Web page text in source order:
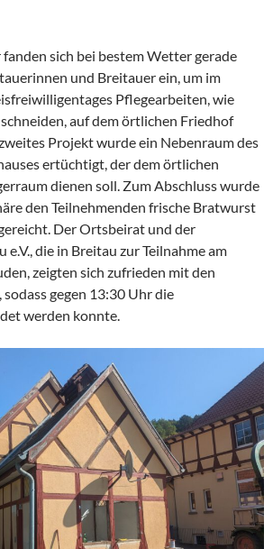
sich bei bestem Wetter gerade
und Breitauer ein, um im
Pflegearbeiten, wie
auf dem örtlichen Friedhof
Projekt wurde ein Nebenraum des
ertüchtigt, der dem örtlichen
dienen soll. Zum Abschluss wurde
den Teilnehmenden frische Bratwurst
Der Ortsbeirat und der
die in Breitau zur Teilnahme am
zeigten sich zufrieden mit den
gegen 13:30 Uhr die
werden konnte.